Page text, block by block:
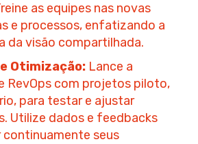
as equipes nas novas
e processos, enfatizando a
da visão compartilhada.
Otimização:Lance a
RevOps com projetos piloto,
para testar e ajustar
Utilize dados e feedbacks
continuamente seus